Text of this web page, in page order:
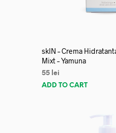
skIN – Crema
Mixt – Yamuna
55 lei
ADD TO CART